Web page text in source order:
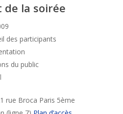
la soirée
des participants
du public
rue Broca Paris 5ème